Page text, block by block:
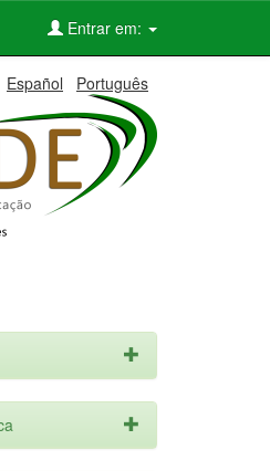
Entrar em:
Español Português